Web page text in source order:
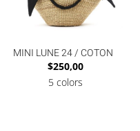
MINI LUNE 24 / COTON
$250,00
5 colors